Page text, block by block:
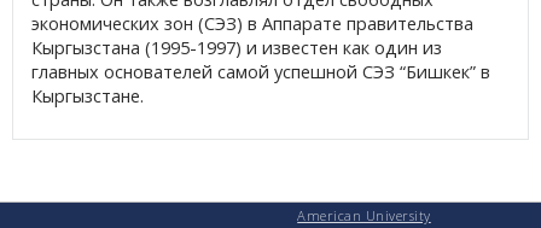
экономических зон (СЭЗ) в Аппарате правительства
Кыргызстана (1995-1997) и известен как один из
главных основателей самой успешной СЭЗ “Бишкек” в
Кыргызстане.
American University